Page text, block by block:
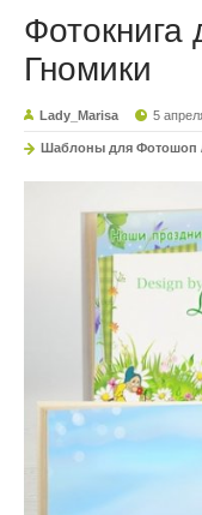
Фотокнига
Гномики
Lady_Marisa 5
Шаблоны для Фотошоп